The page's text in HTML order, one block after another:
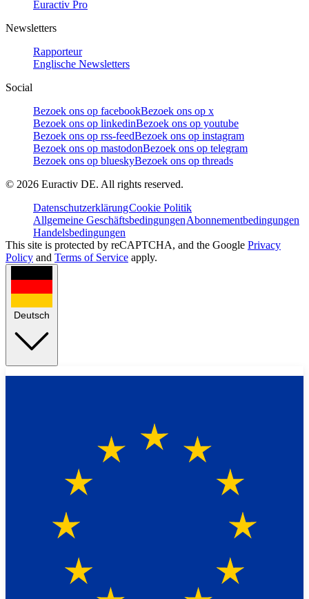
Euractiv Pro
Newsletters
Rapporteur
Englische Newsletters
Social
Bezoek ons op facebookBezoek ons op x
Bezoek ons op linkedinBezoek ons op youtube
Bezoek ons op rss-feedBezoek ons op instagram
Bezoek ons op mastodonBezoek ons op telegram
Bezoek ons op blueskyBezoek ons op threads
© 2026 Euractiv DE. All rights reserved.
DatenschutzerklärungCookie Politik
Allgemeine GeschäftsbedingungenAbonnementbedingungen
Handelsbedingungen
This site is protected by reCAPTCHA, and the Google Privacy
Policy and Terms of Service apply.
Deutsch